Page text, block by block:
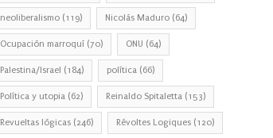
neoliberalismo (119) Nicolás Maduro (64)
Ocupación marroquí (70) ONU (64)
Palestina/Israel (184) política (66)
Política y utopia (62) Reinaldo Spitaletta (153)
Revueltas lógicas (246) Révoltes Logiques (120)